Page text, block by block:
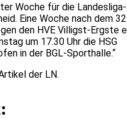
Woche für die
Eine Woche nach dem
den HVE Villigst-Ergste
um 17.30 Uhr die HSG
in der BGL-Sporthalle.“
der LN.